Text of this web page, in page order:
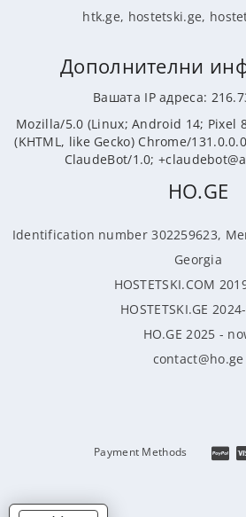
htk.ge, hostetski.ge,
Дополнителни
Вашата IP адреса:
Mozilla/5.0 (Linux; Android 14; Pixel
(KHTML, like Gecko) Chrome/
ClaudeBot/1.0;
HO.GE
Identification number 302259623,
Georgia
HOSTETSKI.COM
HOSTETSKI.GE
HO.GE 2025 -
contact@ho.ge
Payment Methods